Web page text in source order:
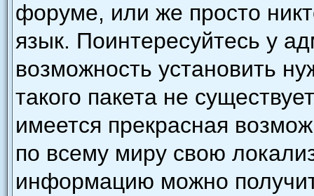
форуме, или же просто
язык. Поинтересуйтесь у
возможность установить
такого пакета не
имеется прекрасная
по всему миру свою
информацию можно